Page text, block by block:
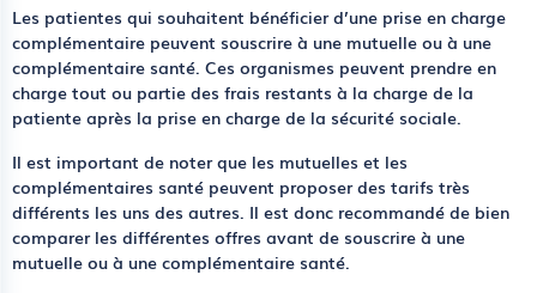
Les patientes qui souhaitent bénéficier d’une prise en charge
complémentaire peuvent souscrire à une mutuelle ou à une
complémentaire santé. Ces organismes peuvent prendre en
charge tout ou partie des frais restants à la charge de la
patiente après la prise en charge de la sécurité sociale.
Il est important de noter que les mutuelles et les
complémentaires santé peuvent proposer des tarifs très
différents les uns des autres. Il est donc recommandé de bien
comparer les différentes offres avant de souscrire à une
mutuelle ou à une complémentaire santé.